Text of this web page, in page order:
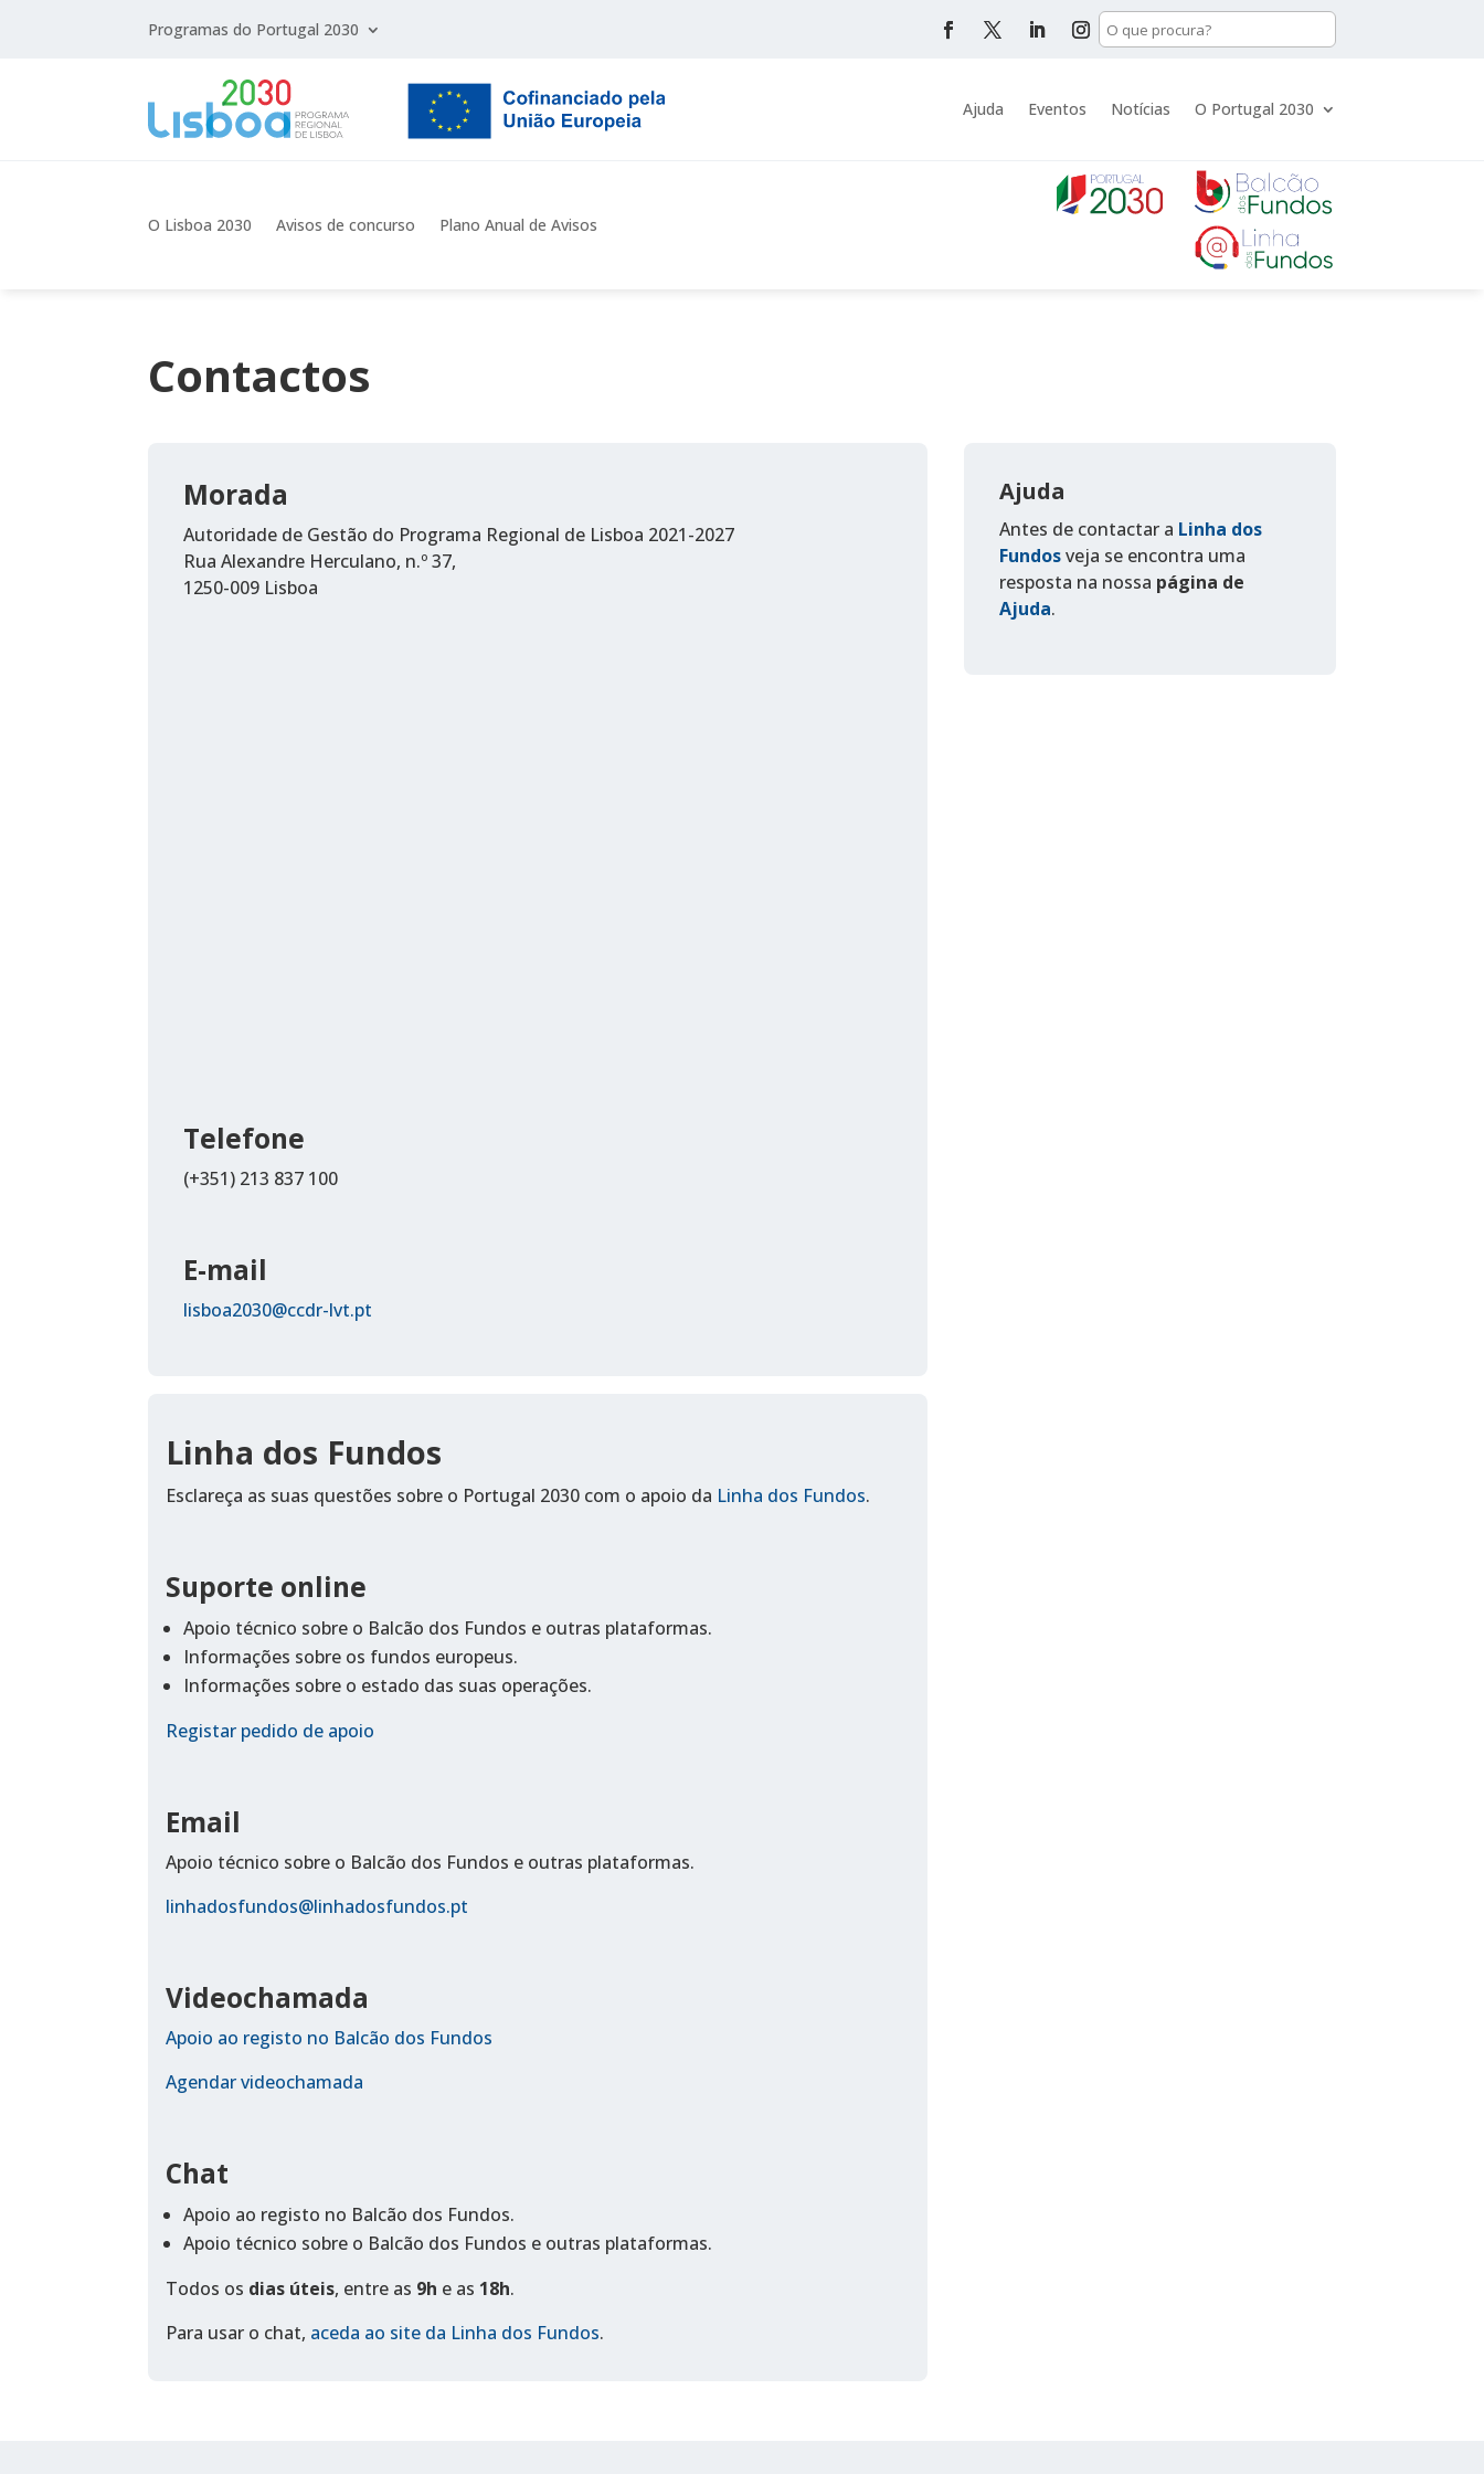
Programas do Portugal 2030
Ajuda Eventos Notícias O Portugal 2030
O Lisboa 2030 Avisos de concurso Plano Anual de Avisos
Contactos
Morada
Autoridade de Gestão do Programa Regional de Lisboa 2021-2027
Rua Alexandre Herculano, n.º 37,
1250-009 Lisboa
Telefone
(+351) 213 837 100
E-mail
lisboa2030@ccdr-lvt.pt
Linha dos Fundos
Esclareça as suas questões sobre o Portugal 2030 com o apoio da Linha dos Fundos.
Suporte online
Apoio técnico sobre o Balcão dos Fundos e outras plataformas.
Informações sobre os fundos europeus.
Informações sobre o estado das suas operações.
Registar pedido de apoio
Email
Apoio técnico sobre o Balcão dos Fundos e outras plataformas.
linhadosfundos@linhadosfundos.pt
Videochamada
Apoio ao registo no Balcão dos Fundos
Agendar videochamada
Chat
Apoio ao registo no Balcão dos Fundos.
Apoio técnico sobre o Balcão dos Fundos e outras plataformas.
Todos os dias úteis, entre as 9h e as 18h.
Para usar o chat, aceda ao site da Linha dos Fundos.
Ajuda
Antes de contactar a Linha dos
Fundosveja se encontra uma
resposta na nossa página de
Ajuda.